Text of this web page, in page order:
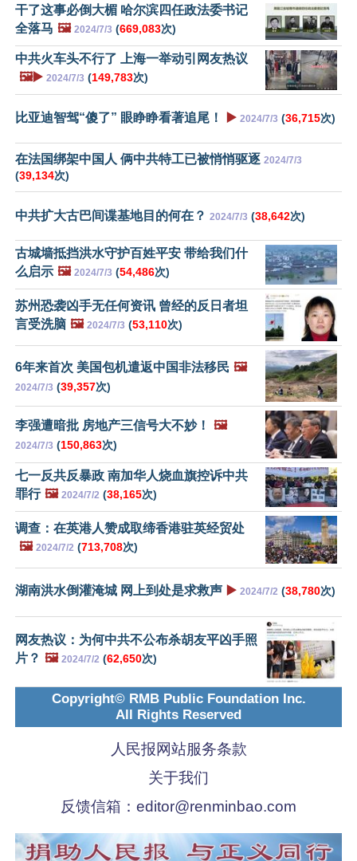
干了这事必倒大楣 哈尔滨四任政法委书记
全落马 🖼️ 2024/7/3 (669,083次)
中共火车头不行了 上海一举动引网友热议
🖼️▶️ 2024/7/3 (149,783次)
比亚迪智驾“傻了” 眼睁睁看著追尾！ ▶️ 2024/7/3 (36,715次)
在法国绑架中国人 俩中共特工已被悄悄驱逐 2024/7/3
(39,134次)
中共扩大古巴间谍基地目的何在？ 2024/7/3 (38,642次)
古城墙抵挡洪水守护百姓平安 带给我们什
么启示 🖼️ 2024/7/3 (54,486次)
苏州恐袭凶手无任何资讯 曾经的反日者坦
言受洗脑 🖼️ 2024/7/3 (53,110次)
6年来首次 美国包机遣返中国非法移民 🖼️
2024/7/3 (39,357次)
李强遭暗批 房地产三信号大不妙！ 🖼️
2024/7/3 (150,863次)
七一反共反暴政 南加华人烧血旗控诉中共
罪行 🖼️ 2024/7/2 (38,165次)
调查：在英港人赞成取缔香港驻英经贸处
🖼️ 2024/7/2 (713,708次)
湖南洪水倒灌淹城 网上到处是求救声 ▶️ 2024/7/2 (38,780次)
网友热议：为何中共不公布杀胡友平凶手照
片？ 🖼️ 2024/7/2 (62,650次)
Copyright© RMB Public Foundation Inc.
All Rights Reserved
人民报网站服务条款
关于我们
反馈信箱： editor@renminbao.com